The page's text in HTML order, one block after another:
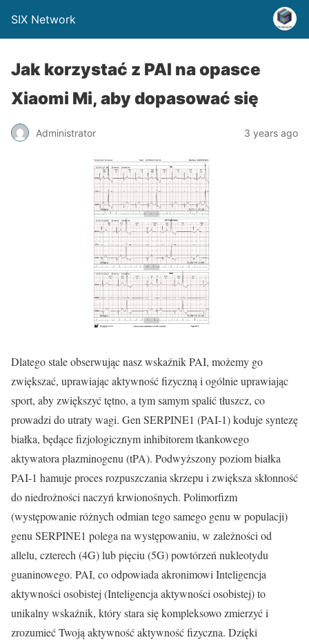
SIX Network
Jak korzystać z PAI na opasce
Xiaomi Mi, aby dopasować się
Administrator 3 years ago
Dlatego stale obserwując nasz wskaźnik PAI, możemy go
zwiększać, uprawiając aktywność fizyczną i ogólnie uprawiając
sport, aby zwiększyć tętno, a tym samym spalić tłuszcz, co
prowadzi do utraty wagi. Gen SERPINE1 (PAI-1) koduje syntezę
białka, będące fizjologicznym inhibitorem tkankowego
aktywatora plazminogenu (tPA). Podwyższony poziom białka
PAI-1 hamuje proces rozpuszczania skrzepu i zwiększa skłonność
do niedrożności naczyń krwionośnych. Polimorfizm
(występowanie różnych odmian tego samego genu w populacji)
genu SERPINE1 polega na występowaniu, w zależności od
allelu, czterech (4G) lub pięciu (5G) powtórzeń nukleotydu
guaninowego. PAI, co odpowiada akronimowi Inteligencja
aktywności osobistej (Inteligencja aktywności osobistej) to
unikalny wskaźnik, który stara się kompleksowo zmierzyć i
zrozumieć Twoją aktywność aktywność fizyczna. Dzięki